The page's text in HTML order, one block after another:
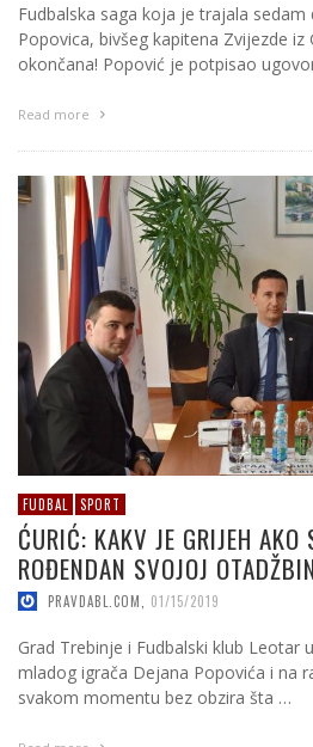
Fudbalska saga koja je trajala
Popovica, bivšeg kapitena Zvijezde iz
okončana! Popović je potpisao
Read more
FUDBAL SPORT
ĆURIĆ: KAKV JE GRIJEH AKO
ROĐENDAN SVOJOJ
PRAVDABL.COM 01/15/2019
Grad Trebinje i Fudbalski klub Leotar
mladog igrača Dejana Popovića i na
svakom momentu bez obzira šta …